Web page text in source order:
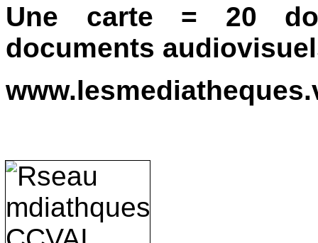
Une carte = 20
documents